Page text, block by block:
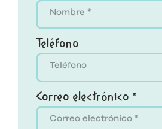
Teléfono
Correo electrónico *